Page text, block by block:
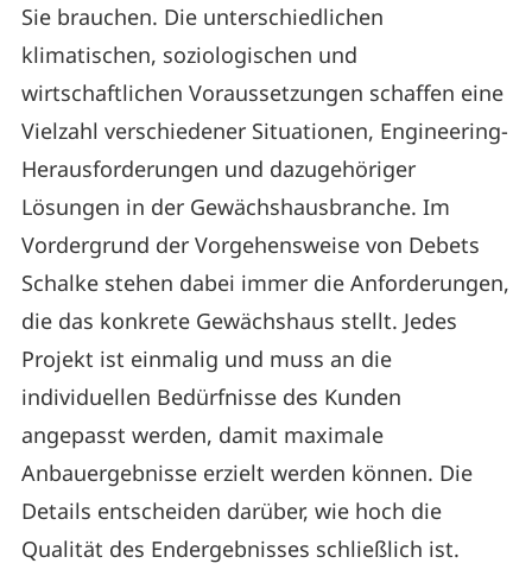
Sie brauchen. Die unterschiedlichen
klimatischen, soziologischen und
wirtschaftlichen Voraussetzungen schaffen eine
Vielzahl verschiedener Situationen, Engineering-
Herausforderungen und dazugehöriger
Lösungen in der Gewächshausbranche. Im
Vordergrund der Vorgehensweise von Debets
Schalke stehen dabei immer die Anforderungen,
die das konkrete Gewächshaus stellt. Jedes
Projekt ist einmalig und muss an die
individuellen Bedürfnisse des Kunden
angepasst werden, damit maximale
Anbauergebnisse erzielt werden können. Die
Details entscheiden darüber, wie hoch die
Qualität des Endergebnisses schließlich ist.